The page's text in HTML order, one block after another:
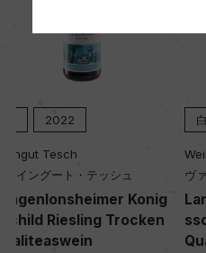
品質分類・原産地呼称
クヴァリテーツヴァイン
格付
ー
2021
Weingut Tesch
ヴァイングート・テッシュ
Langenlonsheimer Konig
sschild Riesling Trocken
Qualiteaswein